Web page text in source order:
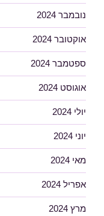
נובמבר 2024
אוקטובר 2024
ספטמבר 2024
אוגוסט 2024
יולי 2024
יוני 2024
מאי 2024
אפריל 2024
מרץ 2024